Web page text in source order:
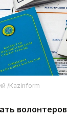
/Kazinform
волонтеров